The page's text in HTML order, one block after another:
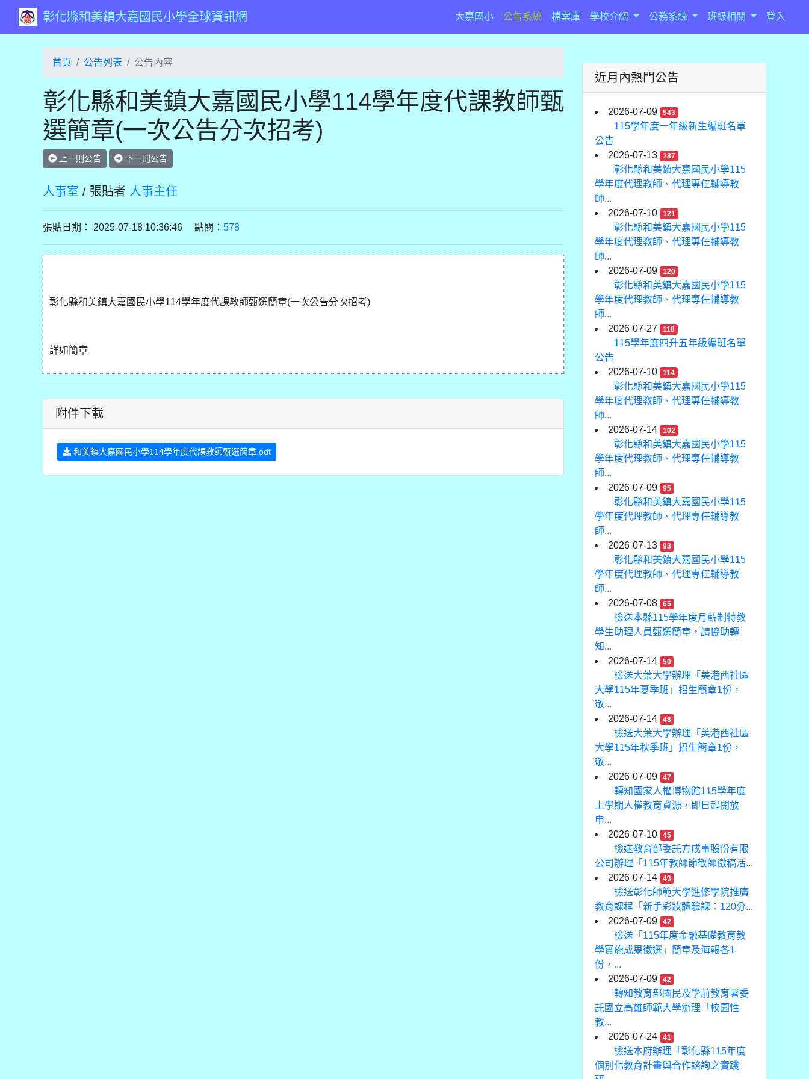
彰化縣和美鎮大嘉國民小學全球資訊網 大嘉國小(current)
公告系統 檔案庫 學校介紹 公務系統 班級相關 登入
首頁 公告列表 公告內容
彰化縣和美鎮大嘉國民小學114學年度代課教師甄
選簡章(一次公告分次招考)
上一則公告 下一則公告
人事室 / 張貼者 人事主任
張貼日期： 2025-07-18 10:36:46 點閱： 578
彰化縣和美鎮大嘉國民小學114學年度代課教師甄選簡章(一次公告分次招考)
詳如簡章
附件下載
和美鎮大嘉國民小學114學年度代課教師甄選簡章.odt
近月內熱門公告
2026-07-09 543
115學年度一年級新生編班名單
公告
2026-07-13
187
彰化縣和美鎮大嘉國民小學115
學年度代理教師、代理專任輔導教
師...
2026-07-10
121
彰化縣和美鎮大嘉國民小學115
學年度代理教師、代理專任輔導教
師...
2026-07-09
120
彰化縣和美鎮大嘉國民小學115
學年度代理教師、代理專任輔導教
師...
2026-07-27
118
115學年度四升五年級編班名單
公告
2026-07-10
114
彰化縣和美鎮大嘉國民小學115
學年度代理教師、代理專任輔導教
師...
2026-07-14
102
彰化縣和美鎮大嘉國民小學115
學年度代理教師、代理專任輔導教
師...
2026-07-09
95
彰化縣和美鎮大嘉國民小學115
學年度代理教師、代理專任輔導教
師...
2026-07-13
93
彰化縣和美鎮大嘉國民小學115
學年度代理教師、代理專任輔導教
師...
2026-07-08
65
檢送本縣115學年度月薪制特教
學生助理人員甄選簡章，請協助轉
知...
2026-07-14
50
檢送大葉大學辦理「美港西社區
大學115年夏季班」招生簡章1份，
敬...
2026-07-14
48
檢送大葉大學辦理「美港西社區
大學115年秋季班」招生簡章1份，
敬...
2026-07-09
47
轉知國家人權博物館115學年度
上學期人權教育資源，即日起開放
申...
2026-07-10
45
檢送教育部委託方成事股份有限
公司辦理「115年教師節敬師徵稿活...
2026-07-14
43
檢送彰化師範大學進修學院推廣
教育課程「新手彩妝體驗課：120分...
2026-07-09
42
檢送「115年度金融基礎教育教
學實施成果徵選」簡章及海報各1
份，...
2026-07-09
42
轉知教育部國民及學前教育署委
託國立高雄師範大學辦理「校園性
教...
2026-07-24
41
檢送本府辦理「彰化縣115年度
個別化教育計畫與合作諮詢之實踐